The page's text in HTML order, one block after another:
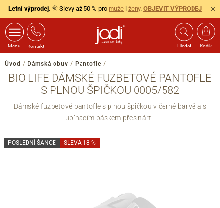
Letní výprodej. 🌞 Slevy až 50 % pro muže i ženy. OBJEVIT VÝPRODEJ
Menu Kontakt Hledat Košík
Úvod / Dámská obuv / Pantofle /
BIO LIFE DÁMSKÉ FUZBETOVÉ PANTOFLE
S PLNOU ŠPIČKOU 0005/582
Dámské fuzbetové pantofle s plnou špičkou v černé barvě a s
upínacím páskem přes nárt.
POSLEDNÍ ŠANCE SLEVA 18 %